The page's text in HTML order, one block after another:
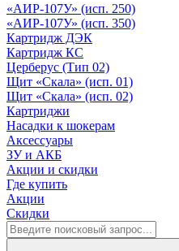
«АИР-107У» (исп. 250)
«АИР-107У» (исп. 350)
Картридж ДЭК
Картридж КС
Церберус (Тип 02)
Щит «Скала» (исп. 01)
Щит «Скала» (исп. 02)
Картриджи
Насадки к шокерам
Аксессуары
ЗУ и АКБ
Акции и скидки
Где купить
Акции
Скидки